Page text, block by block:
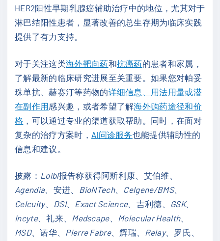
HER2阳性早期乳腺癌辅助治疗中的地位，尤其对于
淋巴结阳性患者，显著改善的总生存期为临床实践
提供了有力支持。
对于关注这类海外靶向药和抗癌药的患者和家属，
了解最新的临床研究进展至关重要。如果您对帕妥
珠单抗、赫赛汀等药物的详细信息、用法用量或潜
在副作用感兴趣，或者希望了解海外购药途径和价
格 ，可以通过专业的渠道获取帮助。同时，在面对
复杂的治疗方案时， AI问诊服务也能提供辅助性的
信息和建议。
披露： Loibl报告称获得阿斯利康、艾伯维、
Agendia、安进、 BioNTech、 Celgene/BMS、
Celcuity、 DSI、 Exact Science、吉利德、 GSK、
Incyte、礼来、 Medscape、 Molecular Health、
MSD、诺华、 Pierre Fabre、辉瑞、 Relay、罗氏、